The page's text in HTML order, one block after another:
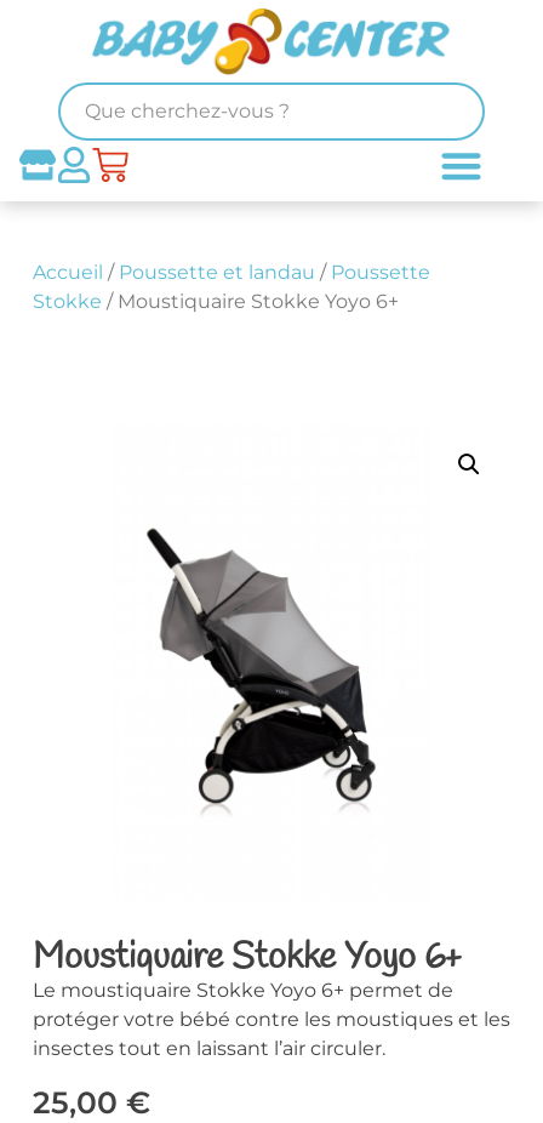
Accueil / Poussette et landau / Poussette
Stokke / Moustiquaire Stokke Yoyo 6+
Moustiquaire Stokke Yoyo 6+
Le moustiquaire Stokke Yoyo 6+ permet de
protéger votre bébé contre les moustiques et les
insectes tout en laissant l’air circuler.
25,00 €